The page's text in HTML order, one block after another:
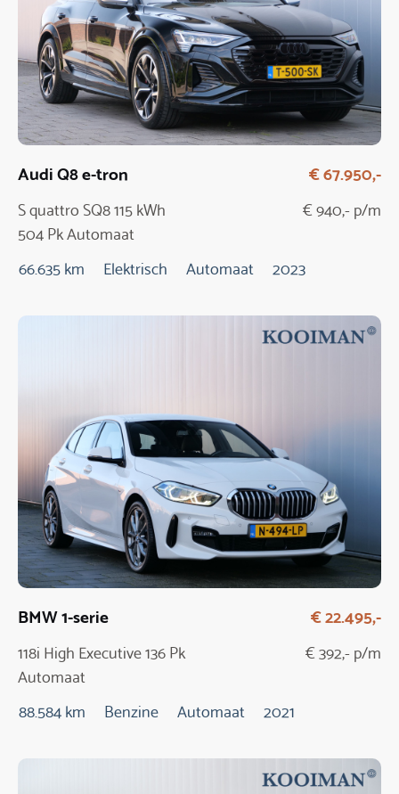
Audi Q8 e-tron
S quattro SQ8 115 kWh
504 Pk Automaat
€ 67.950,-
€ 940,- p/m
66.635 km Elektrisch Automaat 2023
BMW 1-serie
118i High Executive 136 Pk
Automaat
€ 22.495,-
€ 392,- p/m
88.584 km Benzine Automaat 2021